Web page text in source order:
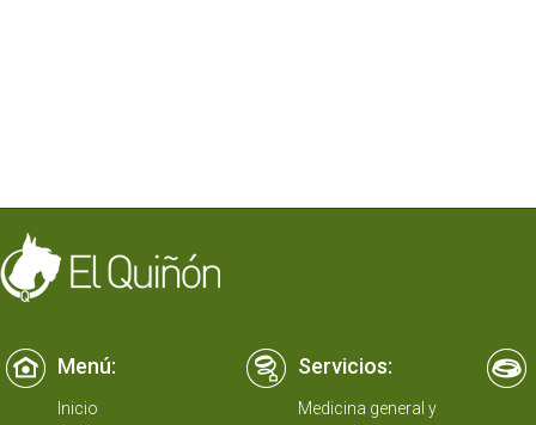
Menú: Servicios:
Inicio
Medicina general y